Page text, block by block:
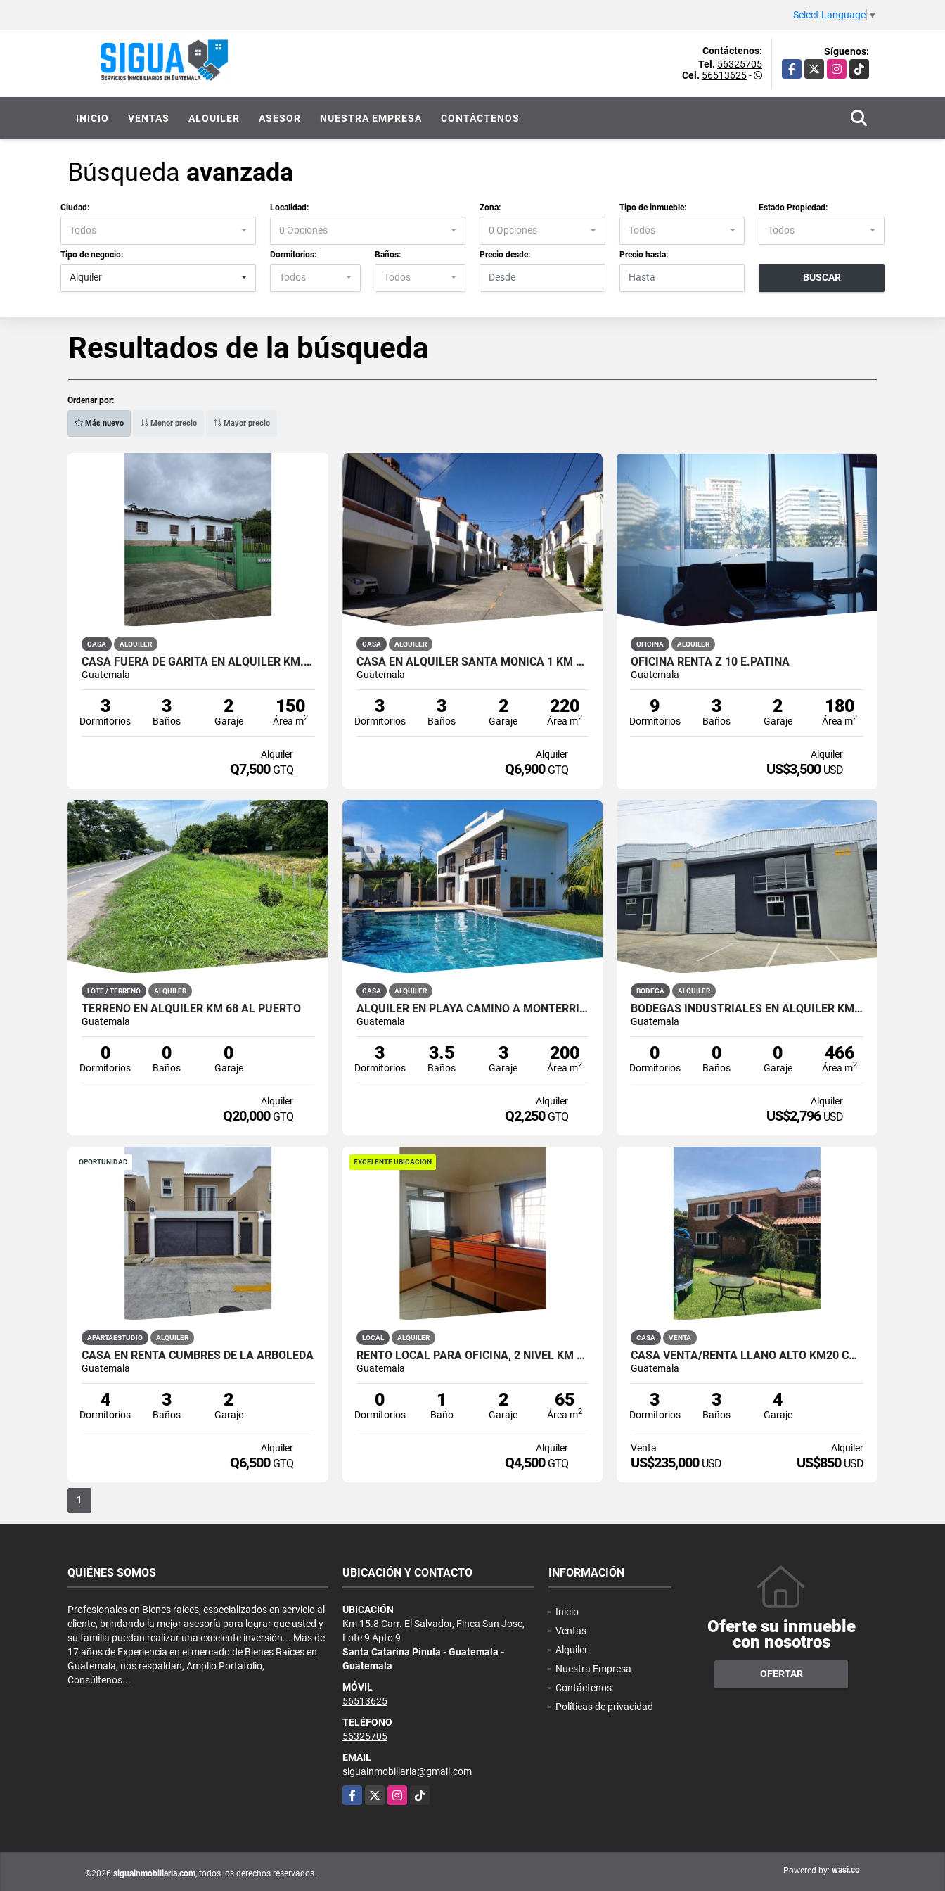
Select Language ▼
Contáctenos:
Tel. 56325705
Cel. 56513625-
Síguenos:
Facebook
X Instagram
TikTok
INICIO VENTAS ALQUILER ASESOR NUESTRA EMPRESA CONTÁCTENOS
Búsqueda avanzada
Ciudad:
Todos
Localidad:
0 Opciones
Zona:
0 Opciones
Tipo de inmueble:
Todos
Estado Propiedad:
Todos
Tipo de negocio:
Alquiler
Dormitorios:
Todos
Baños:
Todos
Precio desde: Precio hasta:
BUSCAR
Resultados de la búsqueda
Ordenar por:
Más nuevo Menor precio Mayor precio
CASA ALQUILER
CASA FUERA DE GARITA EN ALQUILER KM.15.8 CARRETERA A EL SALVADOR
Guatemala
3
Dormitorios
3
Baños
2
Garaje
150
Área m2
Alquiler
Q7,500 GTQ
CASA ALQUILER
CASA EN ALQUILER SANTA MÓNICA 1 KM 16.5 CARRETERA A OLMECA
Guatemala
3
Dormitorios
3
Baños
2
Garaje
220
Área m2
Alquiler
Q6,900 GTQ
OFICINA ALQUILER
OFICINA RENTA Z 10 E.PATINA
Guatemala
9
Dormitorios
3
Baños
2
Garaje
180
Área m2
Alquiler
US$3,500 USD
LOTE / TERRENO ALQUILER
TERRENO EN ALQUILER KM 68 AL PUERTO
Guatemala
0
Dormitorios
0
Baños
0
Garaje
Alquiler
Q20,000 GTQ
CASA ALQUILER
ALQUILER EN PLAYA CAMINO A MONTERRICO KM 138.7
Guatemala
3
Dormitorios
3.5
Baños
3
Garaje
200
Área m2
Alquiler
Q2,250 GTQ
BODEGA ALQUILER
BODEGAS INDUSTRIALES EN ALQUILER KM 22 CARRETERA A EL SALVADOR.
Guatemala
0
Dormitorios
0
Baños
0
Garaje
466
Área m2
Alquiler
US$2,796 USD
OPORTUNIDAD
APARTAESTUDIO ALQUILER
CASA EN RENTA CUMBRES DE LA ARBOLEDA
Guatemala
4
Dormitorios
3
Baños
2
Garaje
Alquiler
Q6,500 GTQ
EXCELENTE UBICACION
LOCAL ALQUILER
RENTO LOCAL PARA OFICINA, 2 NIVEL KM 16.1 CES
Guatemala
0
Dormitorios
1
Baño
2
Garaje
65
Área m2
Alquiler
Q4,500 GTQ
CASA VENTA
CASA VENTA/RENTA LLANO ALTO KM20 CES (+1)
Guatemala
3
Dormitorios
3
Baños
4
Garaje
Venta
US$235,000 USD
Alquiler
US$850 USD
1
QUIÉNES SOMOS
Profesionales en Bienes raíces, especializados en servicio al
cliente, brindando la mejor asesoría para lograr que usted y
su familia puedan realizar una excelente inversión... Mas de
17 años de Experiencia en el mercado de Bienes Raíces en
Guatemala, nos respaldan, Amplio Portafolio,
Consúltenos...
UBICACIÓN Y CONTACTO
UBICACIÓN
Km 15.8 Carr. El Salvador, Finca San Jose,
Lote 9 Apto 9
Santa Catarina Pinula - Guatemala -
Guatemala
MÓVIL
56513625
TELÉFONO
56325705
EMAIL
siguainmobiliaria@gmail.com
Facebook
X Instagram
TikTok
INFORMACIÓN
Inicio
Ventas
Alquiler
Nuestra Empresa
Contáctenos
Políticas de privacidad
Oferte su inmueble
con nosotros
OFERTAR
©2026 siguainmobiliaria.com, todos los derechos reservados. Powered by: wasi.co